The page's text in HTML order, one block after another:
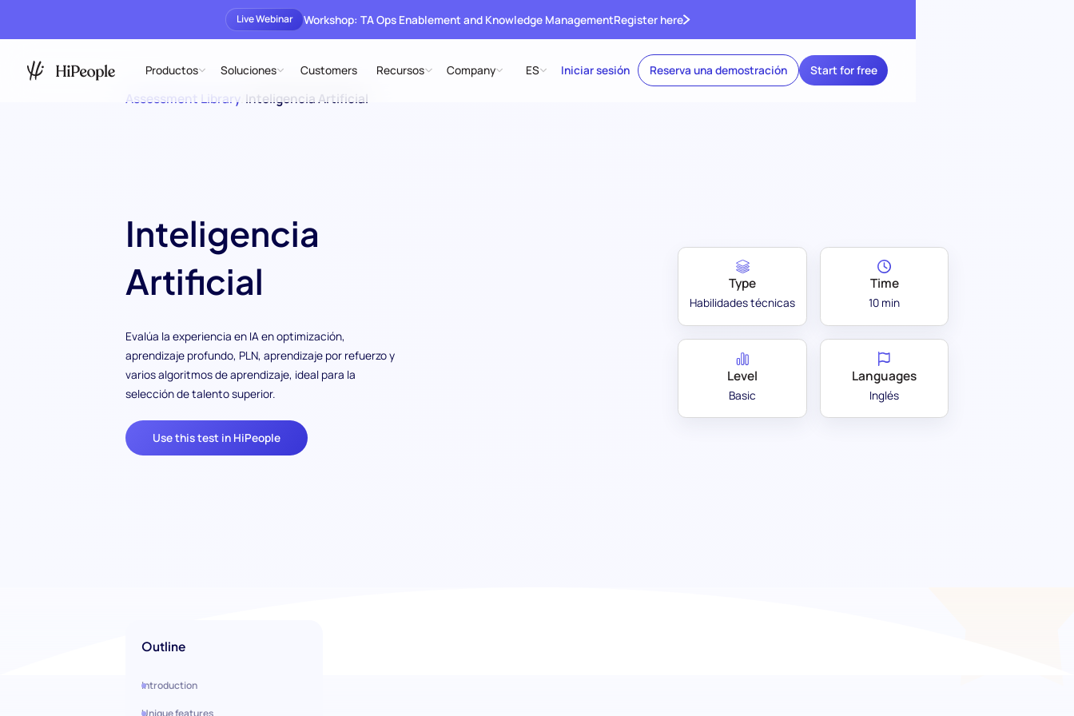
Live Webinar Workshop: TA Ops Enablement and Knowledge ManagementRegister here
Productos Soluciones Customers Recursos Company ES Iniciar sesión Reserva una demostración Start for free
Assessment Library Inteligencia Artificial
Inteligencia
Artificial
Evalúa la experiencia en IA en optimización,
aprendizaje profundo, PLN, aprendizaje por refuerzo y
varios algoritmos de aprendizaje, ideal para la
selección de talento superior.
Use this test in HiPeople
Type
Habilidades técnicas
Time
10 min
Level
Basic
Languages
Inglés
Outline
Introduction